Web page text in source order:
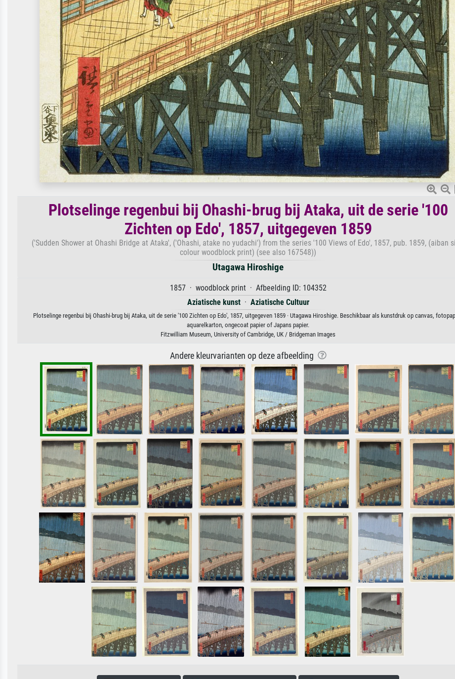
Plotselinge regenbui bij Ohashi-brug bij Ataka, uit de serie '100
Zichten op Edo', 1857, uitgegeven 1859
('Sudden Shower at Ohashi Bridge at Ataka', ('Ohashi, atake no yudachi') from the series '100 Views of Edo', 1857, pub. 1859, (aiban
colour woodblock print) (see also 167548))
Utagawa Hiroshige
1857 · woodblock print · Afbeelding ID: 104352
Aziatische kunst· Aziatische Cultuur
Plotselinge regenbui bij Ohashi-brug bij Ataka, uit de serie '100 Zichten op Edo', 1857, uitgegeven 1859 · Utagawa Hiroshige. Beschikbaar als kunstdruk op canvas,
aquarelkarton, ongecoat papier of Japans papier.
Fitzwilliam Museum, University of Cambridge, UK / Bridgeman Images
Andere kleurvarianten op deze afbeelding